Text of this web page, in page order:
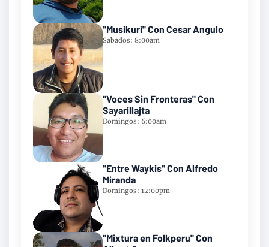
"Musikuri" Con Cesar Angulo
Sabados: 8:00am
"Voces Sin Fronteras" Con
Sayarillajta
Domingos: 6:00am
"Entre Waykis" Con Alfredo
Miranda
Domingos: 12:00pm
"Mixtura en Folkperu" Con